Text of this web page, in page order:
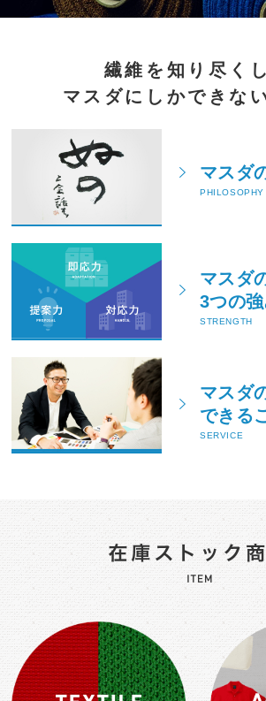
繊維を知り尽く
マスダにしかできな
マスダ
PHILOSOPHY
マスダ
3つの
STRENGTH
マスダ
できる
SERVICE